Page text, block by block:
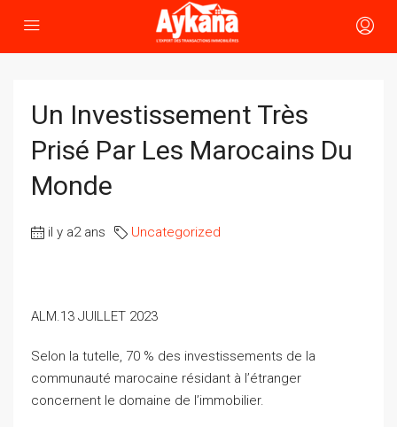
Un Investissement Très
Prisé Par Les Marocains Du
Monde
il y a2 ans Uncategorized
ALM.13 JUILLET 2023
Selon la tutelle, 70 % des investissements de la
communauté marocaine résidant à l’étranger
concernent le domaine de l’immobilier.